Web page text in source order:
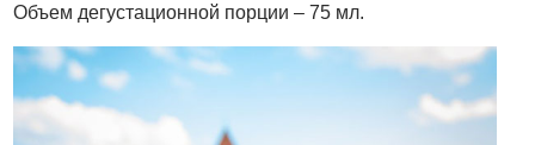
Объем дегустационной порции – 75 мл.